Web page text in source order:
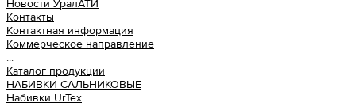
Новости УралАТИ
Контакты
Контактная информация
Коммерческое направление
...
Каталог продукции
НАБИВКИ САЛЬНИКОВЫЕ
Набивки UrTex